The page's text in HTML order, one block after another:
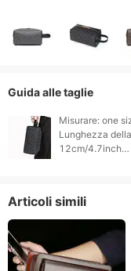
Guida alle taglie
Misurare: one
Lunghezza
12cm/4.7inch
Articoli simili